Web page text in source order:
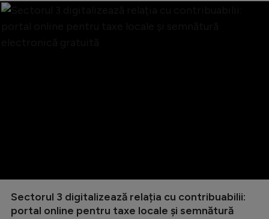
Sectorul 3 digitalizează relația cu contribuabilii:
portal online pentru taxe locale și semnătură